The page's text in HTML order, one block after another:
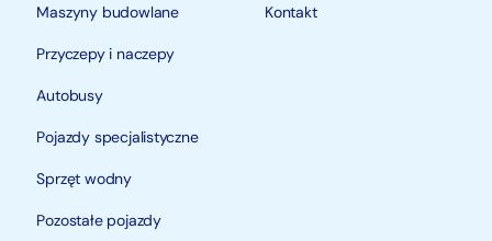
Maszyny budowlane
Przyczepy i naczepy
Autobusy
Pojazdy specjalistyczne
Sprzęt wodny
Pozostałe pojazdy
Kontakt